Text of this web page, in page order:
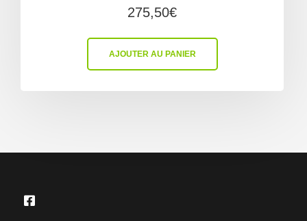
275,50€
AJOUTER AU PANIER